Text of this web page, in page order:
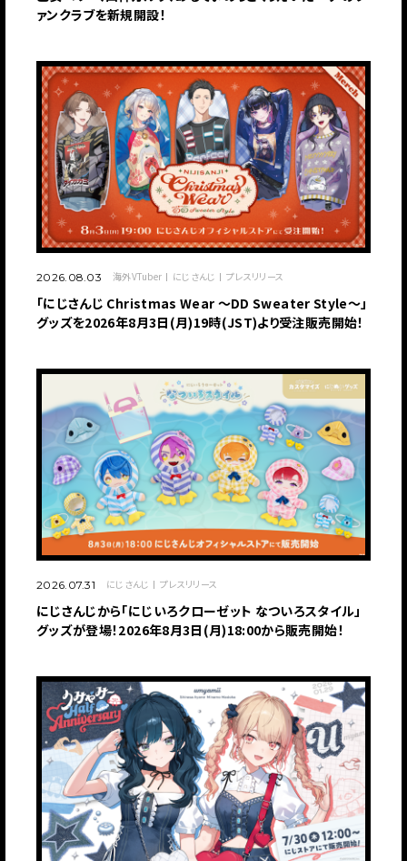
ァンクラブを新規開設！
2026.08.03 海外VTuber にじさんじ プレスリリース
「にじさんじ Christmas Wear 〜DD Sweater Style〜」
グッズを2026年8月3日(月)19時(JST)より受注販売開始！
2026.07.31 にじさんじ プレスリリース
にじさんじから「にじいろクローゼット なついろスタイル」
グッズが登場！2026年8月3日(月)18:00から販売開始！